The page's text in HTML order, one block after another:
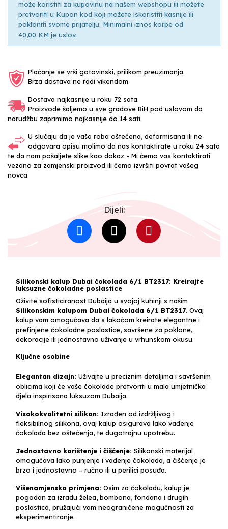
može koristiti za kupovinu na našem webshopu ili možete
pretvoriti u Kupon kod koji možete iskoristiti kasnije ili
pokloniti svome prijatelju. Minimalni iznos korpe od
40,00 KM je uslov.
Plaćanje se vrši gotovinski, prilikom preuzimanja.
Brza dostava ne radi vikendom.
Dostava najkasnije u roku 72 sata.
Proizvode šaljemo u sve gradove BiH pod uslovom da
narudžbu zaprimimo najkasnije do 14 sati.
U slučaju da je vaša roba oštećena, deformisana ili ne
odgovara opisu molimo da nas kontaktirate u roku 24 sata
te da nam pošaljete slike kao dokaz - Mi ćemo vas kontaktirati
vezano za zamjenski proizvod ili ćemo izvršiti povrat vašeg
novca.
Dijeli:
Silikonski kalup Dubai čokolada 6/1 BT2317: Kreirajte
luksuzne čokoladne poslastice
Oživite sofisticiranost Dubaija u svojoj kuhinji s našim
Silikonskim kalupom Dubai čokolada 6/1 BT2317. Ovaj
kalup vam omogućava da s lakoćom kreirate elegantne i
prefinjene čokoladne poslastice, savršene za poklone,
dekoracije ili jednostavno uživanje u vrhunskom okusu.
Ključne osobine
Elegantan dizajn: Uživajte u preciznim detaljima i savršenim
oblicima koji će vaše čokolade pretvoriti u mala umjetnička
djela inspirisana luksuzom Dubaija.
Visokokvalitetni silikon: Izrađen od izdržljivog i
fleksibilnog silikona, ovaj kalup osigurava lako vađenje
čokolada bez oštećenja, te dugotrajnu upotrebu.
Jednostavno korištenje i čišćenje: Silikonski materijal
omogućava lako punjenje i vađenje čokolada, a čišćenje je
brzo i jednostavno – ručno ili u perilici posuđa.
Višenamjenska primjena: Osim za čokoladu, kalup je
pogodan za izradu želea, bombona, fondana i drugih
poslastica, pružajući vam neograničene mogućnosti za
eksperimentiranje.